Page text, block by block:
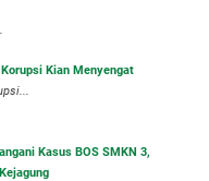
Kian Menyengat
Kasus BOS SMKN 3,